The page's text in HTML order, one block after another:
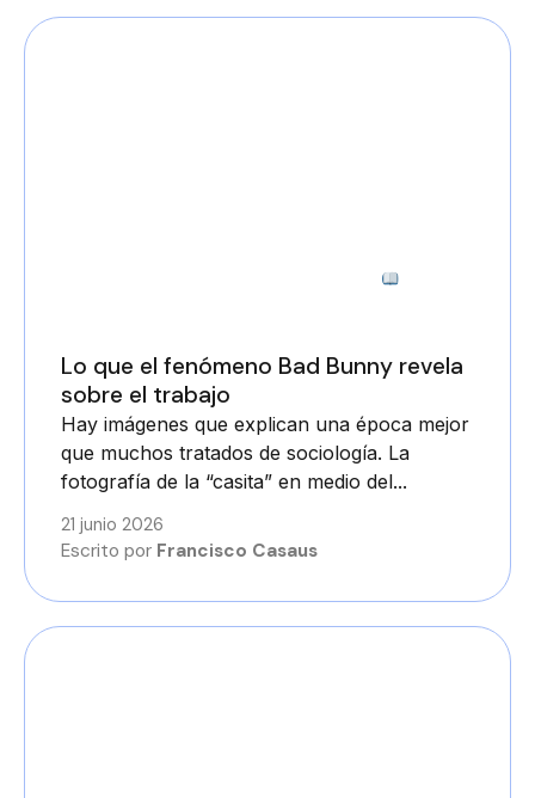
Lo que el fenómeno Bad Bunny revela
sobre el trabajo
Hay imágenes que explican una época mejor
que muchos tratados de sociología. La
fotografía de la “casita” en medio del...
21 junio 2026
Escrito por Francisco Casaus